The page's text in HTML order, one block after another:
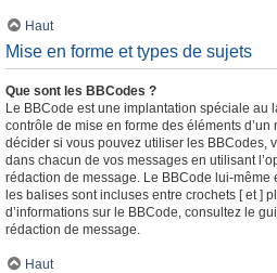
Haut
Mise en forme et types de sujets
Que sont les BBCodes ?
Le BBCode est une implantation spéciale au
contrôle de mise en forme des éléments d’un
décider si vous pouvez utiliser les BBCodes,
dans chacun de vos messages en utilisant
rédaction de message. Le BBCode lui-même
les balises sont incluses entre crochets [ et ]
d’informations sur le BBCode, consultez le
rédaction de message.
Haut